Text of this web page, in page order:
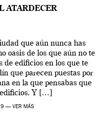
ATARDECER
que aún nunca has
oasis de los que aún no te
de edificios en los que te
que parecen puestas por
en la que pensabas que
Y […]
— VER MÁS